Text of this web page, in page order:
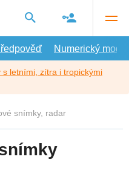
Numerický model
letními, zítra i tropickými
snímky, radar